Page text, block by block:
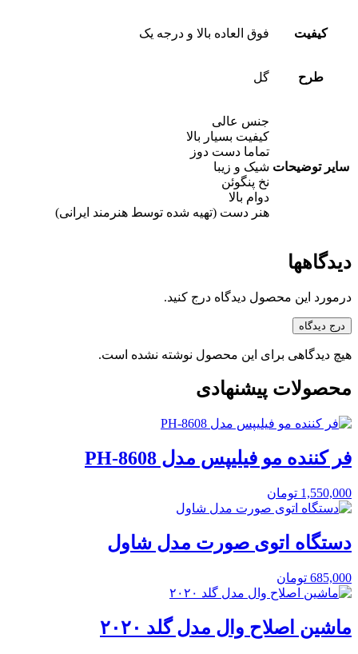
کیفیت فوق العاده بالا و درجه یک
طرح گل
سایر توضیحات
جنس عالی
کیفیت بسیار بالا
تماما دست دوز
شیک و زیبا
نخ پنگوئن
دوام بالا
هنر دست (تهیه شده توسط هنرمند ایرانی)
دیدگاهها
درمورد این محصول دیدگاه درج کنید.
درج دیدگاه
هیچ دیدگاهی برای این محصول نوشته نشده است.
محصولات پیشنهادی
فر کننده مو فیلیپس مدل PH-8608
1,550,000 تومان
دستگاه اتوی صورت مدل شاول
685,000 تومان
ماشین اصلاح وال مدل گلد ۲۰۲۰